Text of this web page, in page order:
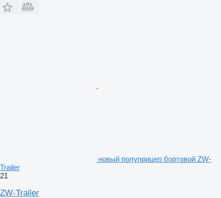
новый полуприцеп бортовой ZW-
Trailer
21
ZW-Trailer